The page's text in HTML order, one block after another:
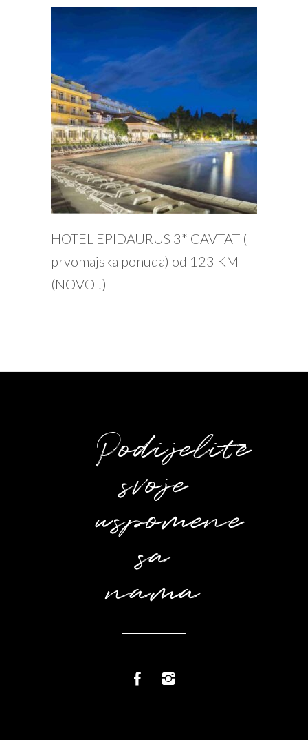
HOTEL EPIDAURUS 3* CAVTAT (
prvomajska ponuda) od 123 KM
(NOVO !)
Podijelite
svoje
uspomene
sa
nama